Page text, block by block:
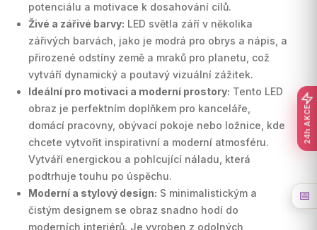
potenciálu a motivace k dosahování cílů.
Živé a zářivé barvy: LED světla září v několika
zářivých barvách, jako je modrá pro obrys a nápis, a
přirozené odstíny země a mraků pro planetu, což
vytváří dynamický a poutavý vizuální zážitek.
Ideální pro motivaci a moderní prostory: Tento LED
obraz je perfektním doplňkem pro kanceláře,
domácí pracovny, obývací pokoje nebo ložnice, kde
chcete vytvořit inspirativní a moderní atmosféru.
Vytváří energickou a pohlcující náladu, která
podtrhuje touhu po úspěchu.
Moderní a stylový design: S minimalistickým a
čistým designem se obraz snadno hodí do
moderních interiérů. Je vyroben z odolných
24h AKCE
📅